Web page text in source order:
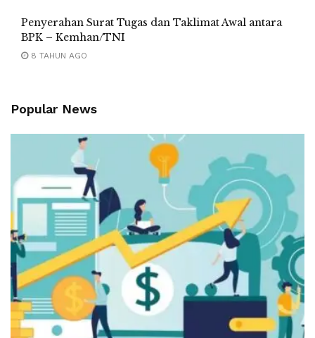
Penyerahan Surat Tugas dan Taklimat Awal antara
BPK – Kemhan/TNI
8 TAHUN AGO
Popular News